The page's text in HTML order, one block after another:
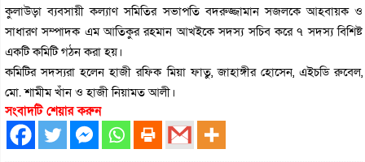
কুলাউড়া ব্যবসায়ী কল্যাণ সমিতির সভাপতি বদরুজ্জামান সজলকে আহবায়ক ও
সাধারণ সম্পাদক এম আতিকুর রহমান আখইকে সদস্য সচিব করে ৭ সদস্য বিশিষ্ট
একটি কমিটি গঠন করা হয়।
কমিটির সদস্যরা হলেন হাজী রফিক মিয়া ফাতু, জাহাঙ্গীর হোসেন, এইচডি রুবেল,
মো. শামীম খাঁন ও হাজী নিয়ামত আলী।
সংবাদটি শেয়ার করুন